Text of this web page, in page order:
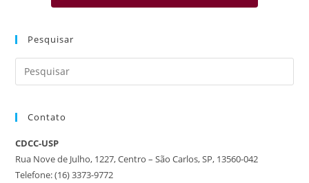
Pesquisar
Contato
CDCC-USP
Rua Nove de Julho, 1227, Centro – São Carlos, SP, 13560-042
Telefone: (16) 3373-9772